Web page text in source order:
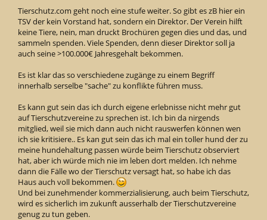
Tierschutz.com geht noch eine stufe weiter. So gibt es zB hier ein
TSV der kein Vorstand hat, sondern ein Direktor. Der Verein hilft
keine Tiere, nein, man druckt Brochüren gegen dies und das, und
sammeln spenden. Viele Spenden, denn dieser Direktor soll ja
auch seine >100.000€ Jahresgehalt bekommen.
Es ist klar das so verschiedene zugänge zu einem Begriff
innerhalb serselbe "sache" zu konflikte führen muss.
Es kann gut sein das ich durch eigene erlebnisse nicht mehr gut
auf Tierschutzvereine zu sprechen ist. Ich bin da nirgends
mitglied, weil sie mich dann auch nicht rauswerfen können wen
ich sie kritisiere.. Es kan gut sein das ich mal ein toller hund der zu
meine hundehaltung passen würde beim Tierschutz observiert
hat, aber ich würde mich nie im leben dort melden. Ich nehme
dann die Fälle wo der Tierschutz versagt hat, so habe ich das
Haus auch voll bekommen.
Und bei zunehmender kommerzialisierung, auch beim Tierschutz,
wird es sicherlich im zukunft ausserhalb der Tierschutzvereine
genug zu tun geben.